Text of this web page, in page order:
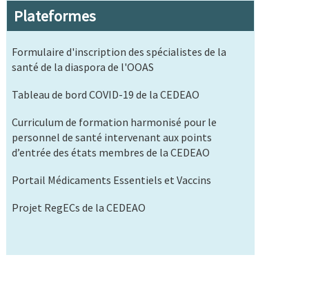
Plateformes
Formulaire d'inscription des spécialistes de la
santé de la diaspora de l'OOAS
Tableau de bord COVID-19 de la CEDEAO
Curriculum de formation harmonisé pour le
personnel de santé intervenant aux points
d’entrée des états membres de la CEDEAO
Portail Médicaments Essentiels et Vaccins
Projet RegECs de la CEDEAO